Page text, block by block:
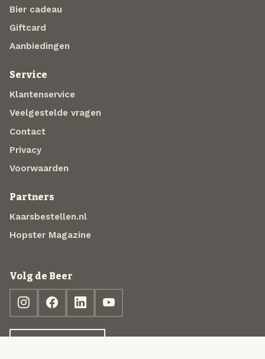
Bier cadeau
Giftcard
Aanbiedingen
Service
Klantenservice
Veelgestelde vragen
Contact
Privacy
Voorwaarden
Partners
Kaarsbestellen.nl
Hopster Magazine
Volg de Beer